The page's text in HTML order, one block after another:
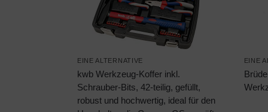
EINE ALTERNATIVE
kwb Werkzeug-Koffer inkl.
Schrauber-Bits, 42-teilig, gefüllt,
robust und hochwertig, ideal für den
EINE